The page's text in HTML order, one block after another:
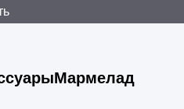
Мармелад